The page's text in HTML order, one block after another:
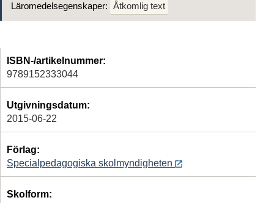
Läromedelsegenskaper: Åtkomlig text
ISBN-/artikelnummer:
9789152333044
Utgivningsdatum:
2015-06-22
Förlag:
Specialpedagogiska skolmyndigheten
Skolform: